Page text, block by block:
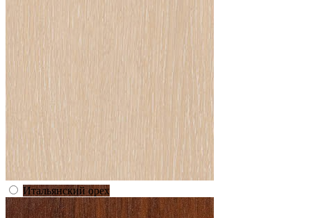
Итальянский орех